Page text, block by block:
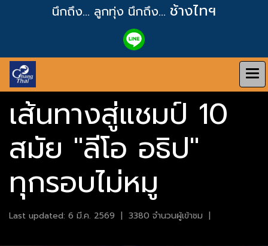
นึกถึง... ลูกทุ่ง นึกถึง... ช้างไทฯ
เส้นทางสู่แชมป์ 10
สมัย "ลีโอ อธิป"
ทุกรอบไม่หมู
Last updated: 6 มี.ค. 2569 | 3380 จำนวนผู้เข้าชม |